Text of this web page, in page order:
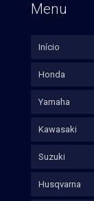
Menu
Início
Honda
Yamaha
Kawasaki
Suzuki
Husqvarna